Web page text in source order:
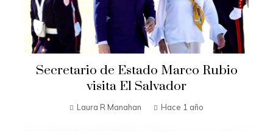
Secretario de Estado Marco Rubio
visita El Salvador
Laura R Manahan Hace 1 año